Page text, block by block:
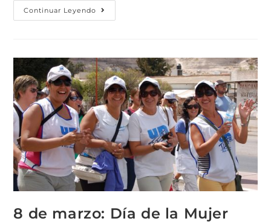
Continuar Leyendo
8 de marzo: Día de la Mujer